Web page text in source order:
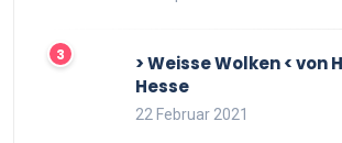
> Weisse Wolken < von
Hesse
22 Februar 2021